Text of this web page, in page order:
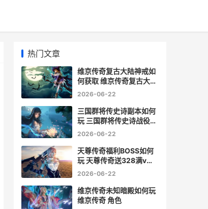
热门文章
维京传奇复古大陆神戒如
何获取 维京传奇复古大陆
带什么属性
2026-06-22
三国群将传史诗副本如何
玩 三国群将传史诗战役汜
水关
2026-06-22
天尊传奇福利BOSS如何
玩 天尊传奇送328满v礼
包码
2026-06-22
维京传奇未知暗殿如何玩
维京传奇 角色